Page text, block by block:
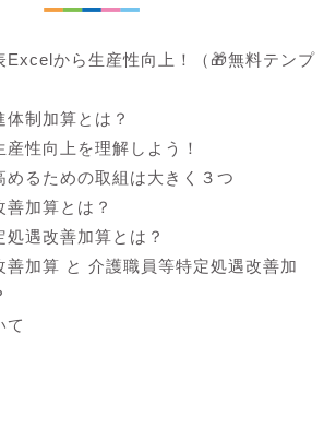
Excelから生産性向上！（🎁無料テンプ
制加算とは？
性向上を理解しよう！
めるための取組は大きく３つ
加算とは？
遇改善加算とは？
善加算 と 介護職員等特定処遇改善加
て